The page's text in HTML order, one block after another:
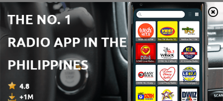
Espionnage ou malentendu ? L'affaire Molaison
Cette histoire raconte l'aventure rocambolesque du commandant de cavalerie Charles Urbain Molléon-Ducoudray et de son épouse Garance lors d'un passage à la frontière pendant la Grande Guerre. Suite à une mésaventure dans des toilettes publiques insalubres, Madame de Coudray se retrouve suspectée d'espionnage par les autorités douanières en raison de marques mystérieuses apparues sur sa peau. L'épisode détaille l'escalade de la situation, de la fouille corporelle humiliante à l'intervention du contre-espionnage et des photographes judiciaires, jusqu'à la tentative de réparation juridique qui vire au scandale public. Une chronique sur les quiproquos entre noblesse déclinante, patriotisme exacerbé et traces d'encre indélébiles.
20 Jul 2026
Show more episodes